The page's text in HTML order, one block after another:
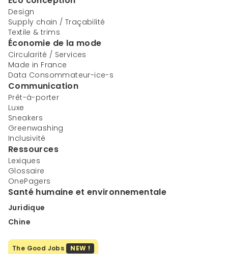
Design
Supply chain / Traçabilité
Textile & trims
Économie de la mode
Circularité / Services
Made in France
Data Consommateur-ice-s
Communication
Prêt-à-porter
Luxe
Sneakers
Greenwashing
Inclusivité
Ressources
Lexiques
Glossaire
OnePagers
Santé humaine et environnementale
Juridique
Chine
The Good Jobs NEW !